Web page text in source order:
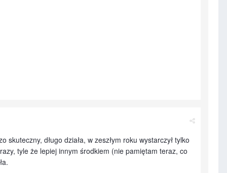
długo działa, w zeszłym roku wystarczył tylko
tyle że lepiej innym środkiem (nie pamiętam teraz, co